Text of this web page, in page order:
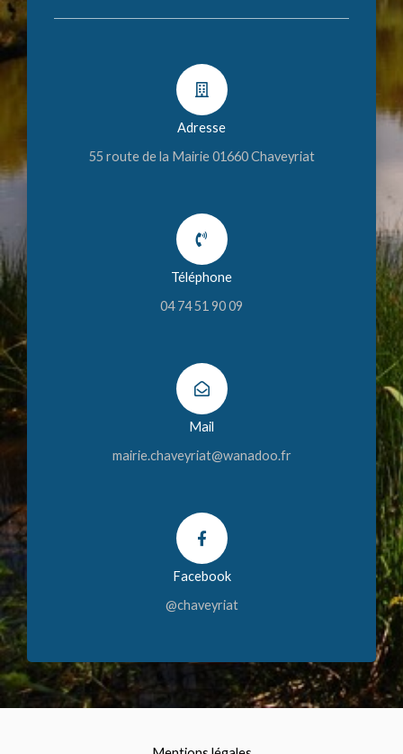
Adresse
55 route de la Mairie 01660 Chaveyriat
Téléphone
04 74 51 90 09
Mail
mairie.chaveyriat@wanadoo.fr
Facebook
@chaveyriat